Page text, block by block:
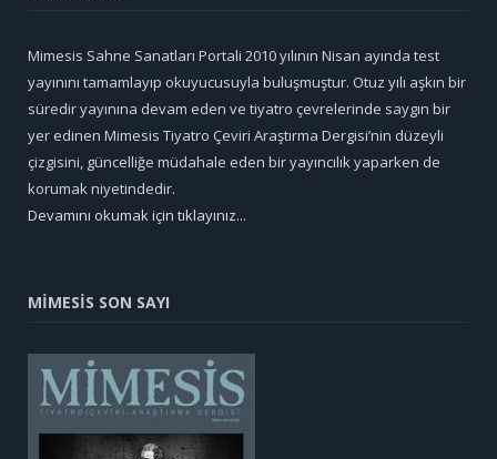
Mimesis Sahne Sanatları Portali 2010 yılının Nisan ayında test
yayınını tamamlayıp okuyucusuyla buluşmuştur. Otuz yılı aşkın bir
süredir yayınına devam eden ve tiyatro çevrelerinde saygın bir
yer edinen Mimesis Tiyatro Çeviri Araştırma Dergisi’nin düzeyli
çizgisini, güncelliğe müdahale eden bir yayıncılık yaparken de
korumak niyetindedir.
Devamını okumak için tıklayınız...
MİMESİS SON SAYI